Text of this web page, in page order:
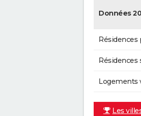
Données
Résidences
Résidences
Logements
Les